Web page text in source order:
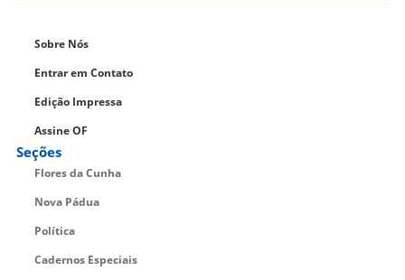
Sobre Nós
Entrar em Contato
Edição Impressa
Assine OF
Seções
Flores da Cunha
Nova Pádua
Política
Cadernos Especiais